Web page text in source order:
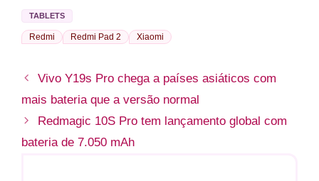
TABLETS
Redmi Redmi Pad 2 Xiaomi
Vivo Y19s Pro chega a países asiáticos com
mais bateria que a versão normal
Redmagic 10S Pro tem lançamento global com
bateria de 7.050 mAh